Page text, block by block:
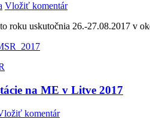
Vložiť komentár
roku uskutočnia 26.-27.08.2017 v
na ME v Litve 2017
komentár